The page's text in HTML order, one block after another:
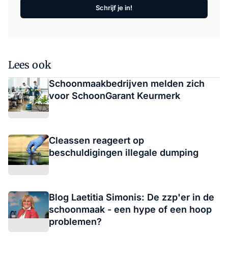
Schrijf je in!
Lees ook
Schoonmaakbedrijven melden zich
voor SchoonGarant Keurmerk
Cleassen reageert op
beschuldigingen illegale dumping
Blog Laetitia Simonis: De zzp'er in de
schoonmaak - een hype of een hoop
problemen?